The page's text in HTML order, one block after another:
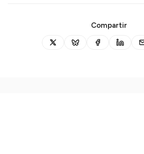
Compartir